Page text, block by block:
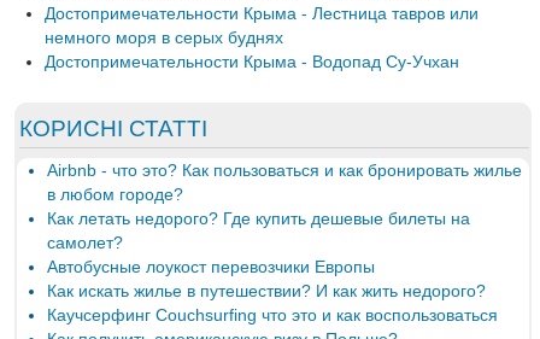
Достопримечательности Крыма - Лестница тавров или
немного моря в серых буднях
Достопримечательности Крыма - Водопад Су-Учхан
КОРИСНІ СТАТТІ
Airbnb - что это? Как пользоваться и как бронировать жилье
в любом городе?
Как летать недорого? Где купить дешевые билеты на
самолет?
Автобусные лоукост перевозчики Европы
Как искать жилье в путешествии? И как жить недорого?
Каучсерфинг Couchsurfing что это и как воспользоваться